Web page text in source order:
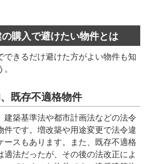
購入で避けたい物件とは
できるだけ避けた方がよい物件も知
既存不適格物件
建築基準法や都市計画法などの法令
件です。増改築や用途変更で法令違
ースもあります。また、既存不適格
適法だったが、その後の法改正によ